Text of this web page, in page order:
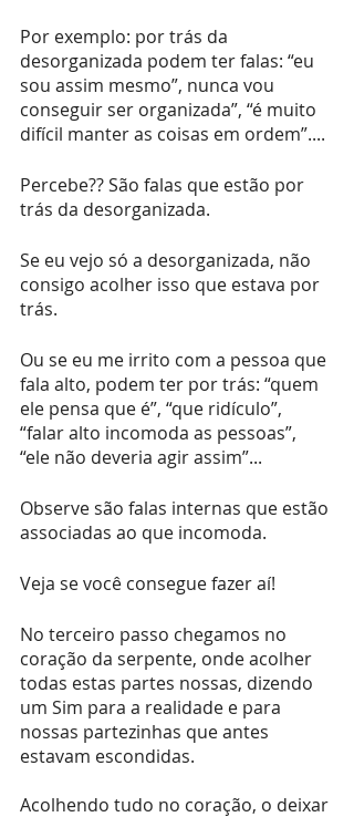
Por exemplo: por trás da
desorganizada podem ter falas: “eu
sou assim mesmo”, nunca vou
conseguir ser organizada”, “é muito
difícil manter as coisas em ordem”....
Percebe?? São falas que estão por
trás da desorganizada.
Se eu vejo só a desorganizada, não
consigo acolher isso que estava por
trás.
Ou se eu me irrito com a pessoa que
fala alto, podem ter por trás: “quem
ele pensa que é”, “que ridículo”,
“falar alto incomoda as pessoas”,
“ele não deveria agir assim”...
Observe são falas internas que estão
associadas ao que incomoda.
Veja se você consegue fazer aí!
No terceiro passo chegamos no
coração da serpente, onde acolher
todas estas partes nossas, dizendo
um Sim para a realidade e para
nossas partezinhas que antes
estavam escondidas.
Acolhendo tudo no coração, o deixar